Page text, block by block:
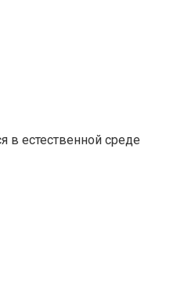
в естественной среде